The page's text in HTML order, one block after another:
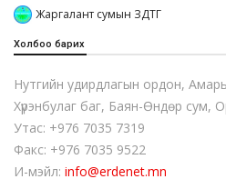
Жаргалант сумын ЗДТГ
Холбоо барих
Нутгийн удирдлагын ордон,
Хүрэнбулаг баг, Баян-Өндөр сум,
Утас: +976 7035 7319
Факс: +976 7035 9522
И-мэйл: info@erdenet.mn